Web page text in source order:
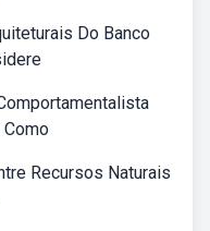
Do Banco
Recursos Naturais